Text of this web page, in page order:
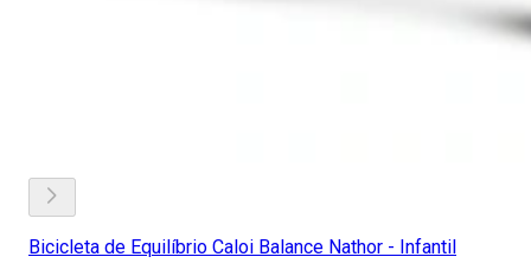
Bicicleta de Equilíbrio Caloi Balance Nathor - Infantil